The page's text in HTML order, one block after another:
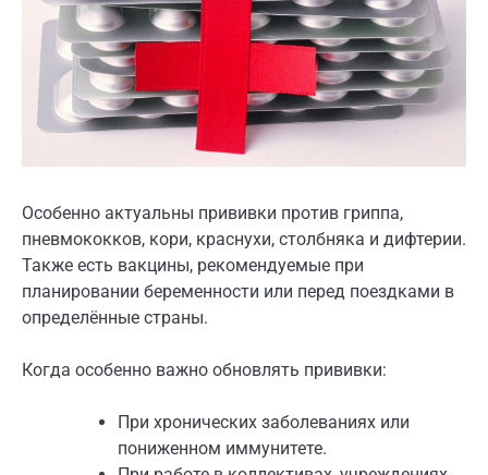
Особенно актуальны прививки против гриппа,
пневмококков, кори, краснухи, столбняка и дифтерии.
Также есть вакцины, рекомендуемые при
планировании беременности или перед поездками в
определённые страны.
Когда особенно важно обновлять прививки:
При хронических заболеваниях или
пониженном иммунитете.